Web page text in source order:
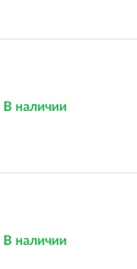
В наличии
В наличии